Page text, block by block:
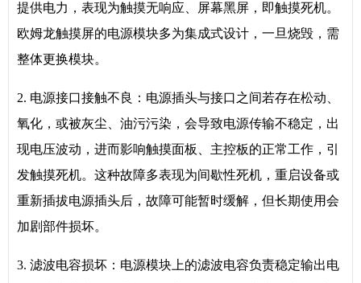
提供电力，表现为触摸无响应、屏幕黑屏，即触摸死机。
欧姆龙触摸屏的电源模块多为集成式设计，一旦烧毁，需
整体更换模块。
2. 电源接口接触不良：电源插头与接口之间若存在松动、
氧化，或被灰尘、油污污染，会导致电源传输不稳定，出
现电压波动，进而影响触摸面板、主控板的正常工作，引
发触摸死机。这种故障多表现为间歇性死机，重启设备或
重新插拔电源插头后，故障可能暂时缓解，但长期使用会
加剧部件损坏。
3. 滤波电容损坏：电源模块上的滤波电容负责稳定输出电